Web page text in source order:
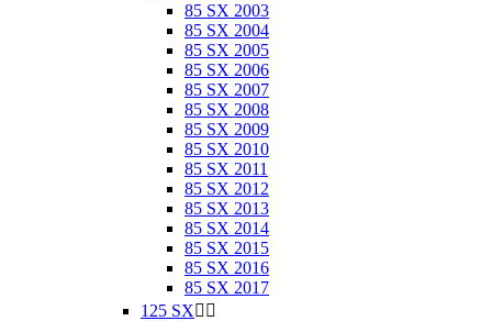
85 SX 2003
85 SX 2004
85 SX 2005
85 SX 2006
85 SX 2007
85 SX 2008
85 SX 2009
85 SX 2010
85 SX 2011
85 SX 2012
85 SX 2013
85 SX 2014
85 SX 2015
85 SX 2016
85 SX 2017
125 SX 